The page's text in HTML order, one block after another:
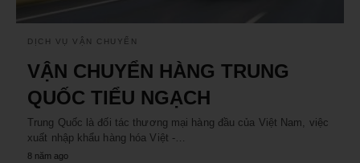
DỊCH VỤ VẬN CHUYỂN
VẬN CHUYỂN HÀNG TRUNG
QUỐC TIỂU NGẠCH
Trung Quốc là đối tác thương mại hàng đầu của Việt Nam, việc
xuất nhập khẩu hàng hóa Việt -…
8 năm ago